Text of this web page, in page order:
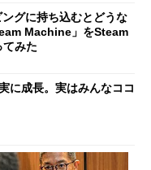
グに持ち込むとどうな
Machine」をSteam
みた
に成長。実はみんなココ